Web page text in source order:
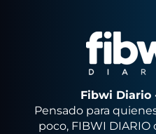
Fibwi Diario
Pensado para
poco, FIBWI